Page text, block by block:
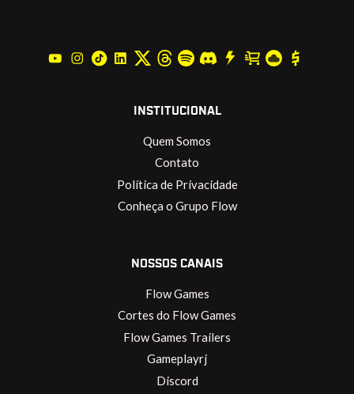
INSTITUCIONAL
Quem Somos
Contato
Política de Privacidade
Conheça o Grupo Flow
NOSSOS CANAIS
Flow Games
Cortes do Flow Games
Flow Games Trailers
Gameplayrj
Discord